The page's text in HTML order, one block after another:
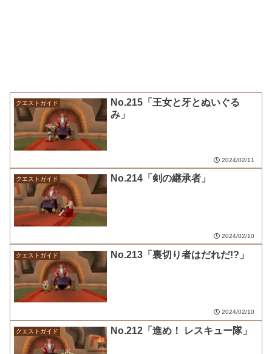
クエストガイド
No.215「王女と牙とぬいぐる
み」
2024/02/11
クエストガイド No.214「剣の継承者」
2024/02/10
クエストガイド No.213「裏切り者はだれだ!?」
2024/02/10
クエストガイド No.212「進め！ レスキュー隊」